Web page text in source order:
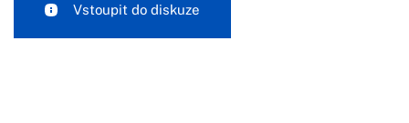
Vstoupit do diskuze